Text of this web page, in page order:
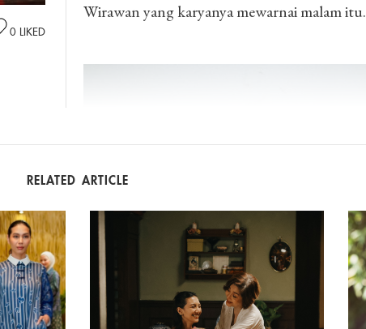
0 LIKED
Wirawan yang karyanya mewarnai malam itu.
RELATED ARTICLE